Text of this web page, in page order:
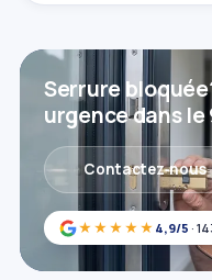
★★★★★ 4,9/5 ·
Serrure
urgence dans le
Contactez‑nous